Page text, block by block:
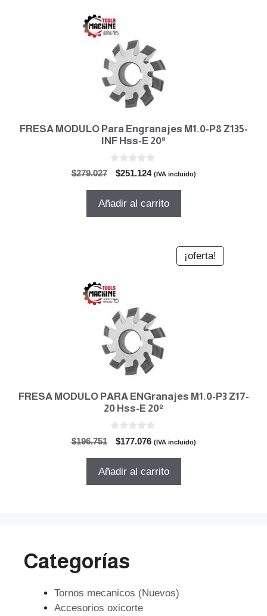
FRESA MODULO Para Engranajes M1.0-P8 Z135-
INF Hss-E 20º
$279.027
El
original
$251.124El
actual
(IVA incluido)
Añadir al carrito
¡oferta!
FRESA MODULO PARA ENGranajes M1.0-P3 Z17-
20 Hss-E 20º
$196.751
El
original
$177.076El
actual
(IVA incluido)
Añadir al carrito
Categorías
Tornos mecanicos (Nuevos)
Accesorios oxicorte